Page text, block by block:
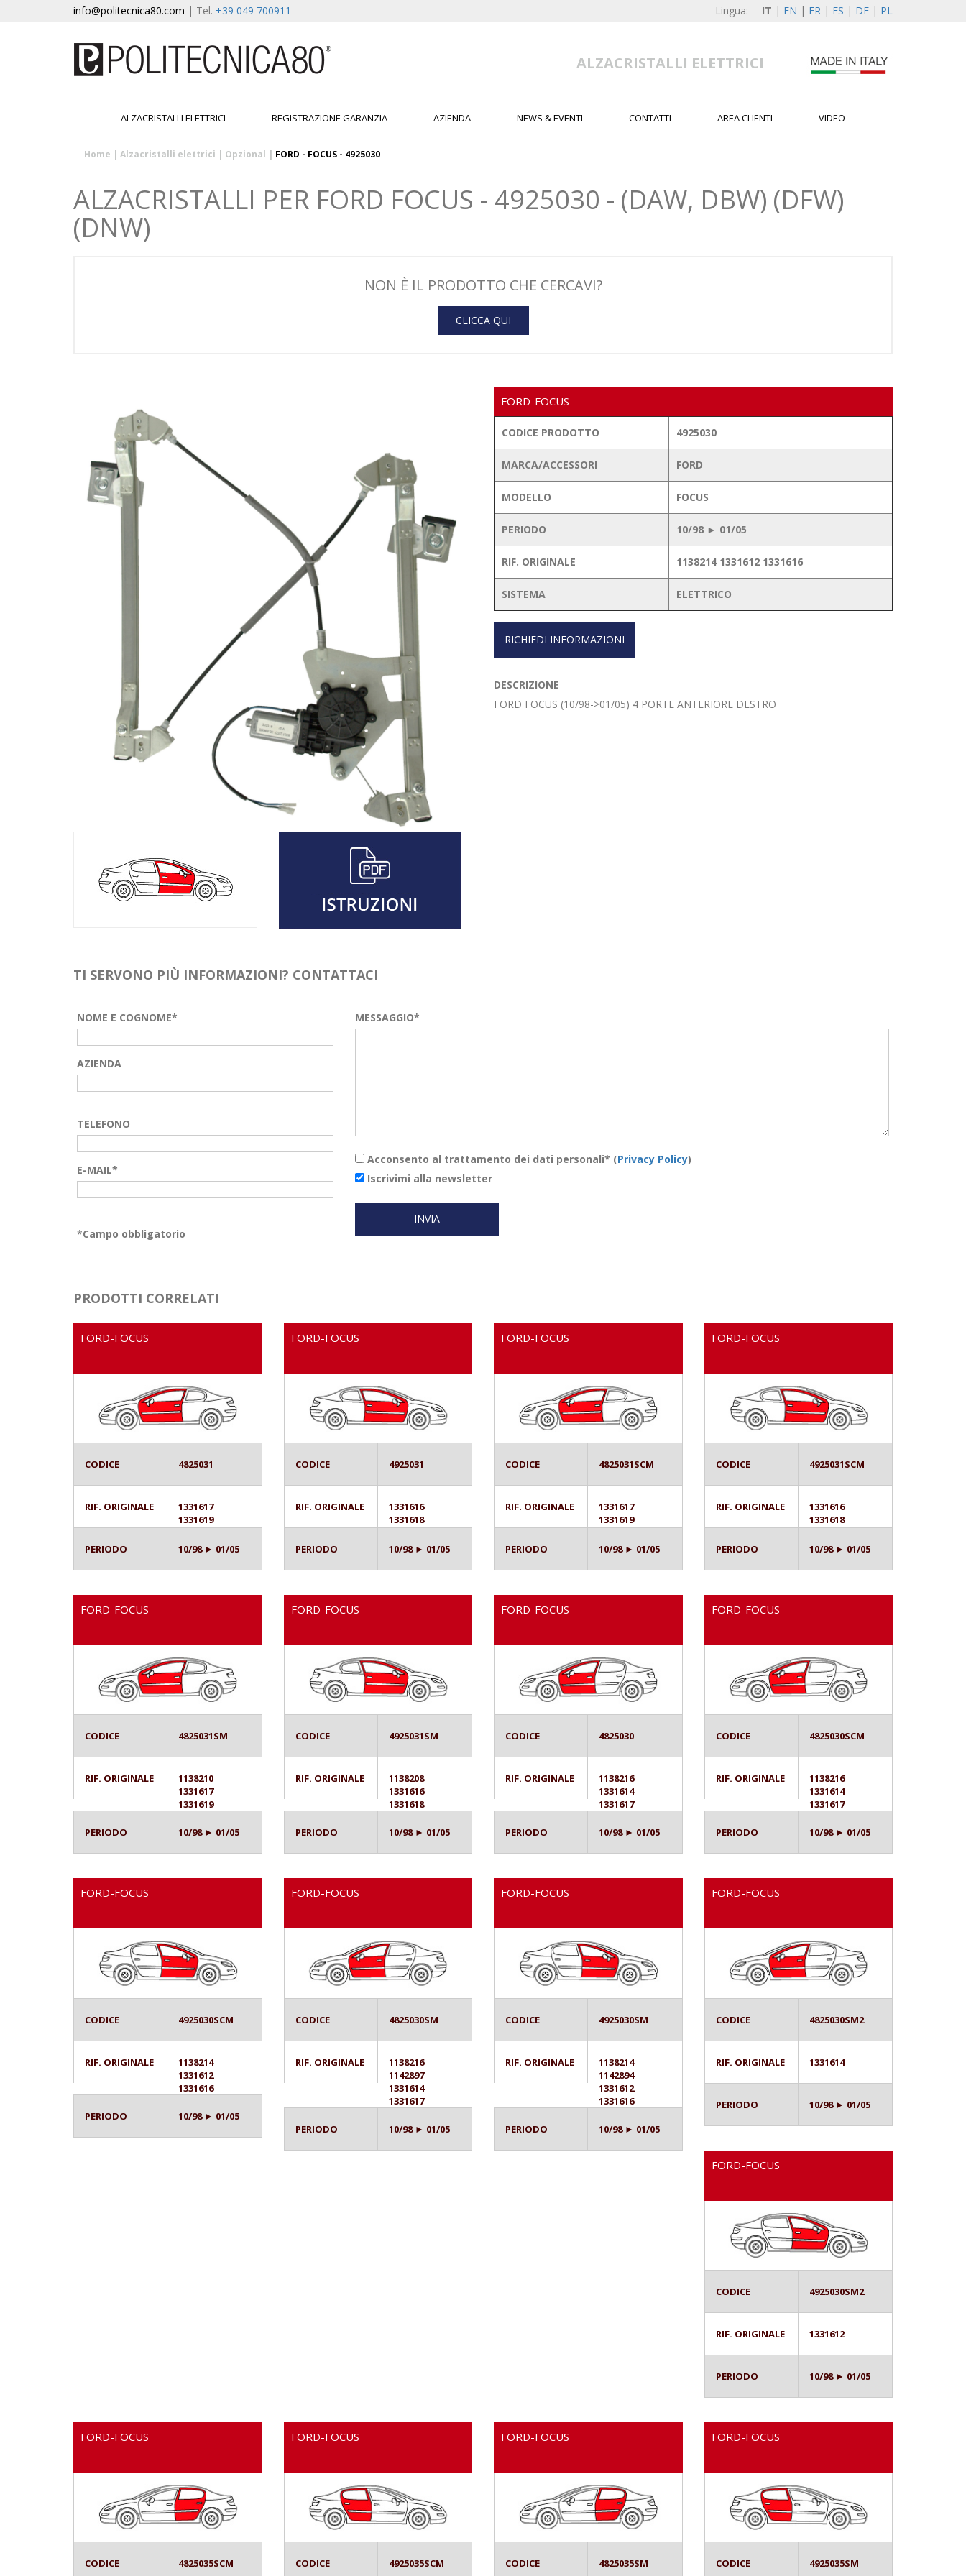
info@politecnica80.com | Tel. +39 049 700911 Lingua: IT | EN | FR | ES | DE | PL
ALZACRISTALLI ELETTRICI
ALZACRISTALLI ELETTRICI REGISTRAZIONE GARANZIA AZIENDA NEWS & EVENTI CONTATTI AREA CLIENTI VIDEO
Home | Alzacristalli elettrici | Opzional | FORD - FOCUS - 4925030
ALZACRISTALLI PER FORD FOCUS - 4925030 - (DAW, DBW) (DFW)
(DNW)
NON È IL PRODOTTO CHE CERCAVI?
CLICCA QUI
FORD-FOCUS
CODICE PRODOTTO 4925030
MARCA/ACCESSORI FORD
MODELLO FOCUS
PERIODO 10/98 ► 01/05
RIF. ORIGINALE 1138214 1331612 1331616
SISTEMA ELETTRICO
RICHIEDI INFORMAZIONI
DESCRIZIONE
FORD FOCUS (10/98->01/05) 4 PORTE ANTERIORE DESTRO
TI SERVONO PIÙ INFORMAZIONI? CONTATTACI
NOME E COGNOME*
AZIENDA
TELEFONO
E-MAIL*
*Campo obbligatorio
MESSAGGIO*
Acconsento al trattamento dei dati personali* (Privacy Policy)
Iscrivimi alla newsletter
PRODOTTI CORRELATI
FORD-FOCUS
CODICE 4825031
RIF. ORIGINALE
1331617
1331619
PERIODO 10/98 ► 01/05
FORD-FOCUS
CODICE 4925031
RIF. ORIGINALE
1331616
1331618
PERIODO 10/98 ► 01/05
FORD-FOCUS
CODICE 4825031SCM
RIF. ORIGINALE
1331617
1331619
PERIODO 10/98 ► 01/05
FORD-FOCUS
CODICE 4925031SCM
RIF. ORIGINALE
1331616
1331618
PERIODO 10/98 ► 01/05
FORD-FOCUS
CODICE 4825031SM
RIF. ORIGINALE
1138210
1331617
1331619
PERIODO 10/98 ► 01/05
FORD-FOCUS
CODICE 4925031SM
RIF. ORIGINALE
1138208
1331616
1331618
PERIODO 10/98 ► 01/05
FORD-FOCUS
CODICE 4825030
RIF. ORIGINALE
1138216
1331614
1331617
PERIODO 10/98 ► 01/05
FORD-FOCUS
CODICE 4825030SCM
RIF. ORIGINALE
1138216
1331614
1331617
PERIODO 10/98 ► 01/05
FORD-FOCUS
CODICE 4925030SCM
RIF. ORIGINALE
1138214
1331612
1331616
PERIODO 10/98 ► 01/05
FORD-FOCUS
CODICE 4825030SM
RIF. ORIGINALE
1138216
1142897
1331614
1331617
PERIODO 10/98 ► 01/05
FORD-FOCUS
CODICE 4925030SM
RIF. ORIGINALE
1138214
1142894
1331612
1331616
PERIODO 10/98 ► 01/05
FORD-FOCUS
CODICE 4825030SM2
RIF. ORIGINALE 1331614
PERIODO 10/98 ► 01/05
FORD-FOCUS
CODICE 4925030SM2
RIF. ORIGINALE 1331612
PERIODO 10/98 ► 01/05
FORD-FOCUS
CODICE 4825035SCM
FORD-FOCUS
CODICE 4925035SCM
FORD-FOCUS
CODICE 4825035SM
FORD-FOCUS
CODICE 4925035SM